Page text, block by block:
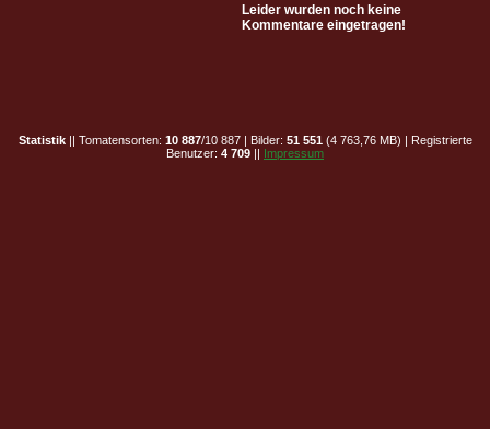
Leider wurden noch keine
Kommentare eingetragen!
Statistik|| Tomatensorten: 10 887/10 887 | Bilder: 51 551 (4 763,76 MB) | Registrierte
Benutzer: 4 709 || Impressum